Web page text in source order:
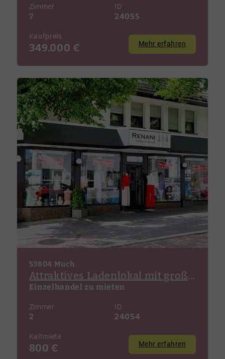
Zimmer
7
ID
24055
Kaufpreis
349.000 € Mehr erfahren
53804 Much
Attraktives Ladenlokal mit großer Schaufensterfläche im Zentrum von Much!
Einzelhandel zu mieten
Zimmer
2
ID
24054
Kaltmiete
800 € Mehr erfahren